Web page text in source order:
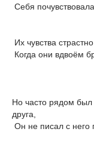
Себя
Их чувства
Когда они вдвоём
Но часто рядом
друга,
Он не писал с него